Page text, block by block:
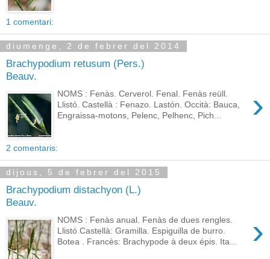
1 comentari:
diumenge, 2 de febrer del 2014
Brachypodium retusum (Pers.)
Beauv.
›
NOMS : Fenàs. Cerverol. Fenal. Fenàs reüll.
Llistó. Castellà : Fenazo. Lastón. Occità: Bauca,
Engraissa-motons, Pelenc, Pelhenc, Pich...
2 comentaris:
dijous, 5 de febrer del 2015
Brachypodium distachyon (L.)
Beauv.
›
NOMS : Fenàs anual. Fenàs de dues rengles.
Llistó Castellà: Gramilla. Espiguilla de burro.
Botea . Francès: Brachypode à deux épis. Ita...